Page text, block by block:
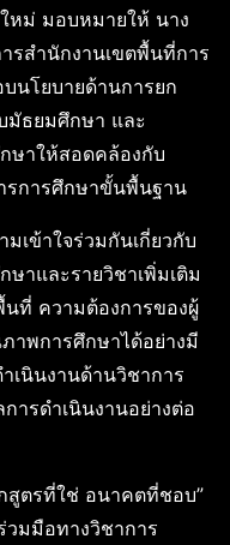
หม่ มอบหมายให้ นาง
รสำนักงานเขตพื้นที่การ
นโยบายด้านการยก
มัธยมศึกษา และ
ษาให้สอดคล้องกับ
รการศึกษาขั้นพื้นฐาน
เข้าใจร่วมกันเกี่ยวกับ
าและรายวิชาเพิ่มเติม
ที่ ความต้องการของผู้
าพการศึกษาได้อย่างมี
เนินงานด้านวิชาการ
ารดำเนินงานอย่างต่อ
สูตรที่ใช่ อนาคตที่ชอบ”
วมมือทางวิชาการ